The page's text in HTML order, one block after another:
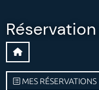
MES RÉSERVATIONS